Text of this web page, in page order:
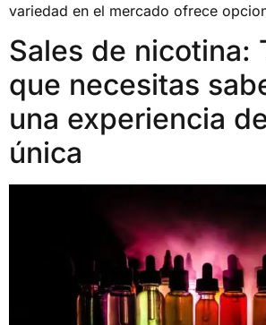
variedad en el mercado ofrece
Sales de nicotina:
que necesitas
una experiencia
única